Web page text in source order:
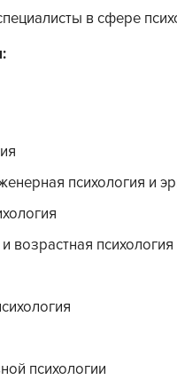
в сфере
психология и
возрастная психология
психологии